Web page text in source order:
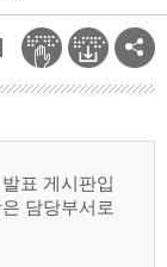
뉴
보
기
표 게시판입
담당부서로